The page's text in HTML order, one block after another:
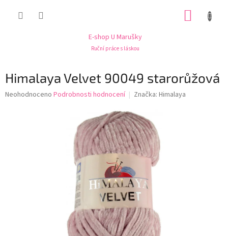
E-shop U Marušky
Ruční práce s láskou
Himalaya Velvet 90049 starorůžová
Průměrné
Neohodnoceno Podrobnosti hodnocení Značka: Himalaya